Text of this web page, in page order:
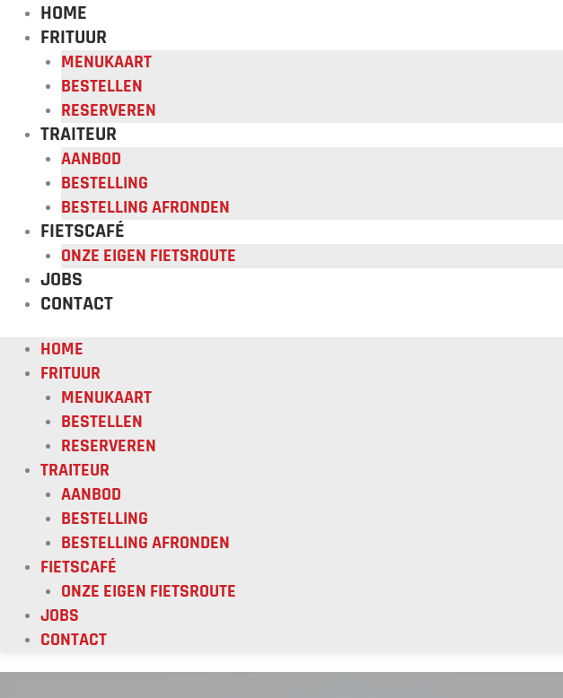
HOME
FRITUUR
MENUKAART
BESTELLEN
RESERVEREN
TRAITEUR
AANBOD
BESTELLING
BESTELLING AFRONDEN
FIETSCAFÉ
ONZE EIGEN FIETSROUTE
JOBS
CONTACT
HOME
FRITUUR
MENUKAART
BESTELLEN
RESERVEREN
TRAITEUR
AANBOD
BESTELLING
BESTELLING AFRONDEN
FIETSCAFÉ
ONZE EIGEN FIETSROUTE
JOBS
CONTACT